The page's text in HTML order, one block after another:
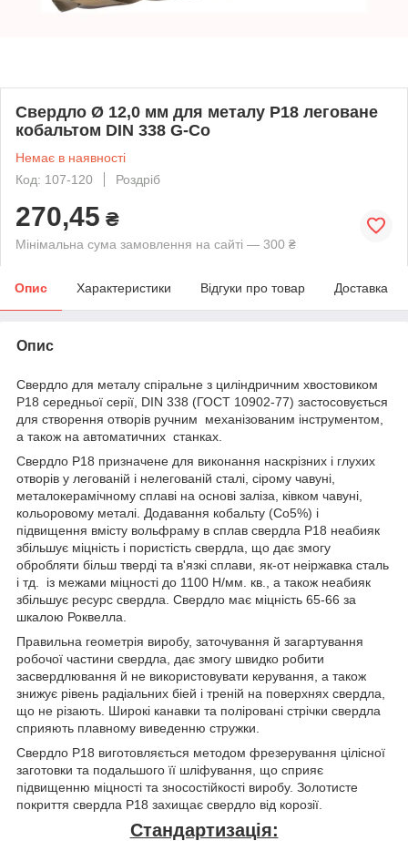
Свердло Ø 12,0 мм для металу P18 леговане
кобальтом DIN 338 G-Co
Немає в наявності
Код: 107-120
Роздріб
270,45 ₴
Мінімальна сума замовлення на сайті — 300 ₴
Опис Характеристики Відгуки про товар Доставка
Опис
Свердло для металу спіральне з циліндричним хвостовиком
Р18 середньої серії, DIN 338 (ГОСТ 10902-77) застосовується
для створення отворів ручним механізованим інструментом,
а також на автоматичних станках.
Свердло Р18 призначене для виконання наскрізних і глухих
отворів у легованій і нелегованій сталі, сірому чавуні,
металокерамічному сплаві на основі заліза, ківком чавуні,
кольоровому металі. Додавання кобальту (Со5%) і
підвищення вмісту вольфраму в сплав свердла Р18 неабияк
збільшує міцність і пористість свердла, що дає змогу
обробляти більш тверді та в'язкі сплави, як-от неіржавка сталь
і тд. із межами міцності до 1100 Н/мм. кв., а також неабияк
збільшує ресурс свердла. Свердло має міцність 65-66 за
шкалою Роквелла.
Правильна геометрія виробу, заточування й загартування
робочої частини свердла, дає змогу швидко робити
засвердлювання й не використовувати керування, а також
знижує рівень радіальних біей і треній на поверхнях свердла,
що не різають. Широкі канавки та поліровані стрічки свердла
сприяють плавному виведенню стружки.
Свердло Р18 виготовляється методом фрезерування цілісної
заготовки та подальшого її шліфування, що сприяє
підвищенню міцності та зносостійкості виробу. Золотисте
покриття свердла Р18 захищає свердло від корозії.
Стандартизація: